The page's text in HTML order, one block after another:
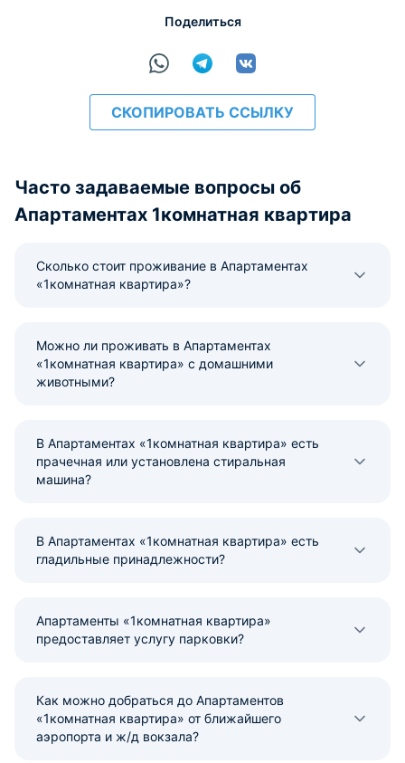
Поделиться
СКОПИРОВАТЬ ССЫЛКУ
Часто задаваемые вопросы об
Апартаментах 1комнатная квартира
Сколько стоит проживание в Апартаментах
«1комнатная квартира»?
Можно ли проживать в Апартаментах
«1комнатная квартира» с домашними
животными?
В Апартаментах «1комнатная квартира» есть
прачечная или установлена стиральная
машина?
В Апартаментах «1комнатная квартира» есть
гладильные принадлежности?
Апартаменты «1комнатная квартира»
предоставляет услугу парковки?
Как можно добраться до Апартаментов
«1комнатная квартира» от ближайшего
аэропорта и ж/д вокзала?